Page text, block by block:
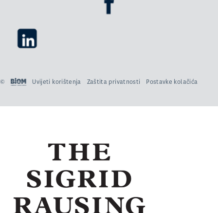
© Uvijeti korištenja Zaštita privatnosti Postavke kolačića